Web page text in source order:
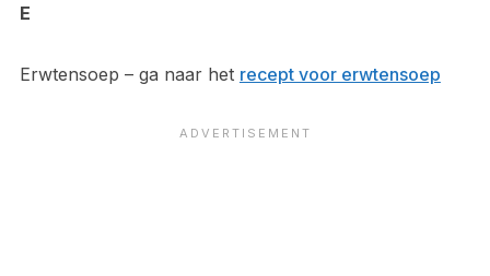
E
Erwtensoep – ga naar het recept voor erwtensoep